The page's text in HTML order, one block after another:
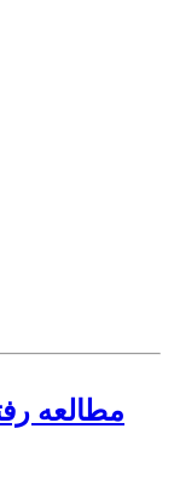
مطالعه